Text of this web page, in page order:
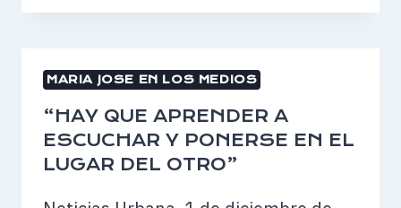
POSTULANTES
UN
CARGO
VACANTE
DESDE
HACE
MARIA JOSE EN LOS MEDIOS
“HAY QUE APRENDER A
ESCUCHAR Y PONERSE EN EL
LUGAR DEL OTRO”